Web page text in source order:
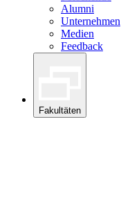
Alumni
Unternehmen
Medien
Feedback
Fakultäten